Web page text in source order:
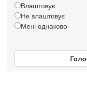
Влаштовує
Не влаштовує
Мені однаково